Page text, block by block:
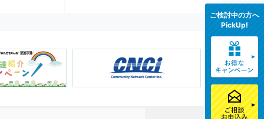
ご検討中の方へ
PickUp!